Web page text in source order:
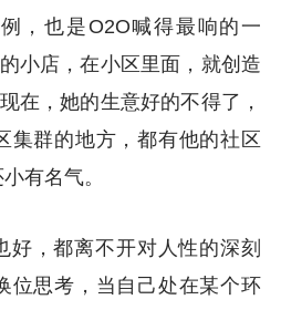
，也是O2O喊得最响的一
小店，在小区里面，就创造
在，她的生意好的不得了，
集群的地方，都有他的社区
有名气。
好，都离不开对人性的深刻
位思考，当自己处在某个环